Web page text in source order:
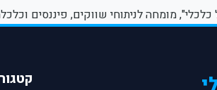
מומחה לניתוחי שווקים, פיננסים